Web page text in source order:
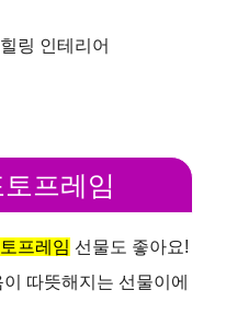
링 인테리어
프레임
프레임 선물도 좋아요!
따뜻해지는 선물이에